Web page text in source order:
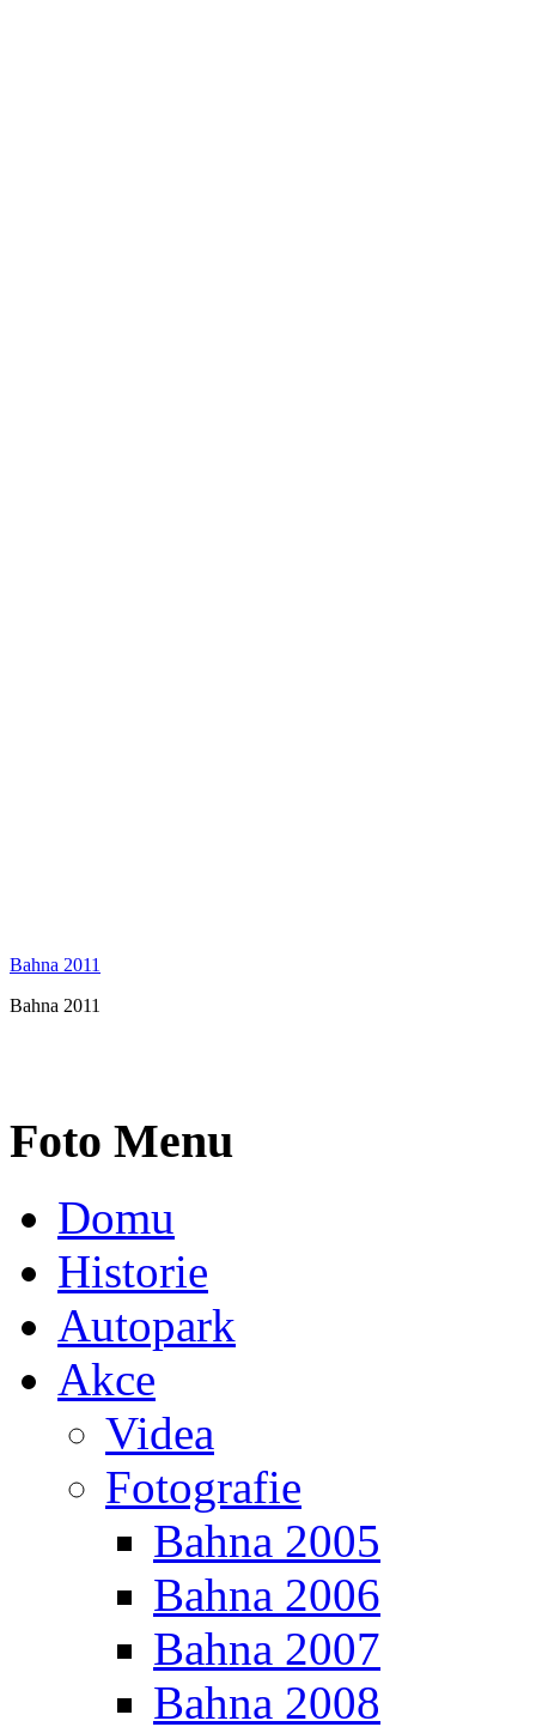
Bahna 2011
Bahna 2011
Foto Menu
Domu
Historie
Autopark
Akce
Videa
Fotografie
Bahna 2005
Bahna 2006
Bahna 2007
Bahna 2008